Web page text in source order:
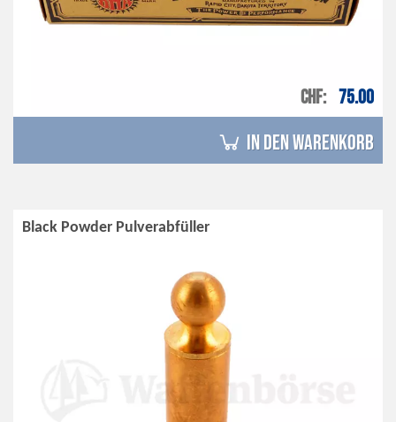
CHF 75.00
in den Warenkorb
Black Powder Pulverabfüller